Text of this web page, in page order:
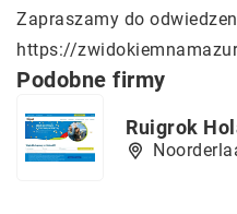
Zapraszamy do
https://
Podobne firmy
Ruigrok